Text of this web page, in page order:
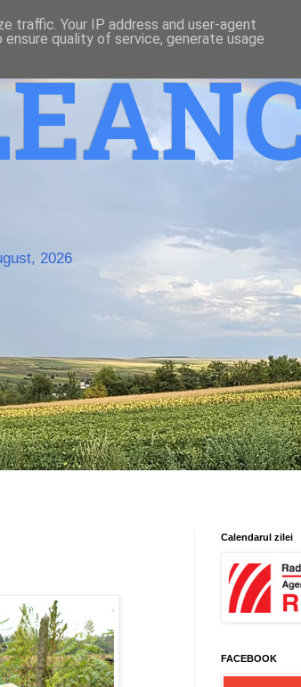
2026
Calendarul zilei
FACEBOOK
traffic. Your IP address and user-agent
quality of service, generate usage